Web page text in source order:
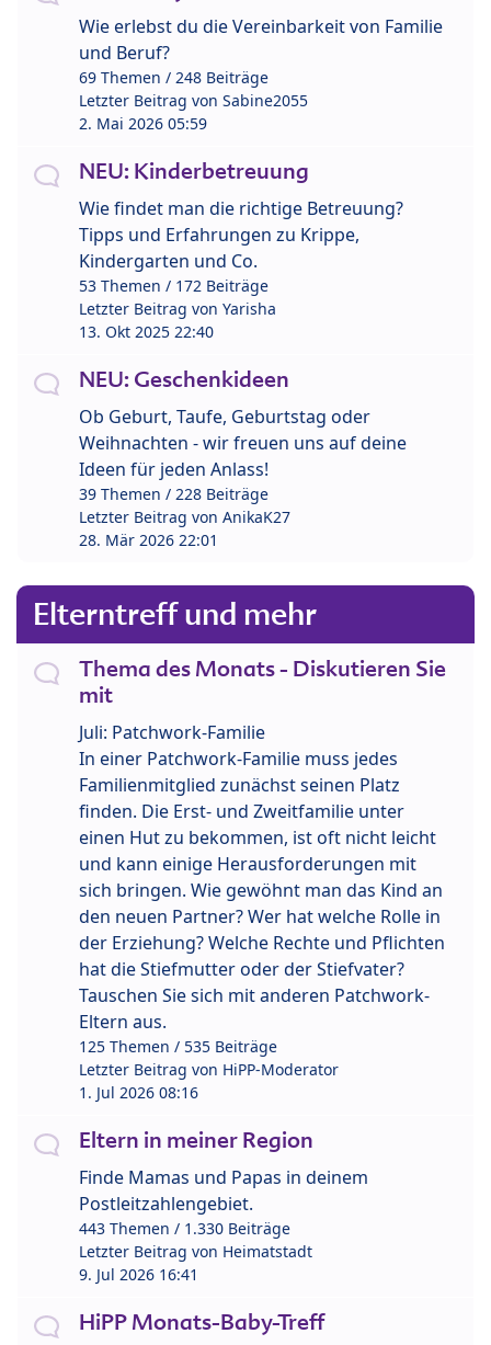
Wie erlebst du die Vereinbarkeit von Familie
und Beruf?
69 Themen / 248 Beiträge
Letzter Beitrag von Sabine2055
2. Mai 2026 05:59
NEU: Kinderbetreuung
Wie findet man die richtige Betreuung?
Tipps und Erfahrungen zu Krippe,
Kindergarten und Co.
53 Themen / 172 Beiträge
Letzter Beitrag von Yarisha
13. Okt 2025 22:40
NEU: Geschenkideen
Ob Geburt, Taufe, Geburtstag oder
Weihnachten - wir freuen uns auf deine
Ideen für jeden Anlass!
39 Themen / 228 Beiträge
Letzter Beitrag von AnikaK27
28. Mär 2026 22:01
Elterntreff und mehr
Thema des Monats - Diskutieren Sie
mit
Juli: Patchwork-Familie
In einer Patchwork-Familie muss jedes
Familienmitglied zunächst seinen Platz
finden. Die Erst- und Zweitfamilie unter
einen Hut zu bekommen, ist oft nicht leicht
und kann einige Herausforderungen mit
sich bringen. Wie gewöhnt man das Kind an
den neuen Partner? Wer hat welche Rolle in
der Erziehung? Welche Rechte und Pflichten
hat die Stiefmutter oder der Stiefvater?
Tauschen Sie sich mit anderen Patchwork-
Eltern aus.
125 Themen / 535 Beiträge
Letzter Beitrag von HiPP-Moderator
1. Jul 2026 08:16
Eltern in meiner Region
Finde Mamas und Papas in deinem
Postleitzahlengebiet.
443 Themen / 1.330 Beiträge
Letzter Beitrag von Heimatstadt
9. Jul 2026 16:41
HiPP Monats-Baby-Treff